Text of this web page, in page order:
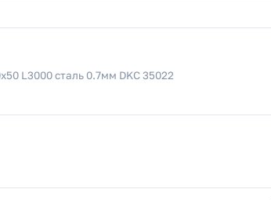
L3000 сталь 0.7мм DKC 35022